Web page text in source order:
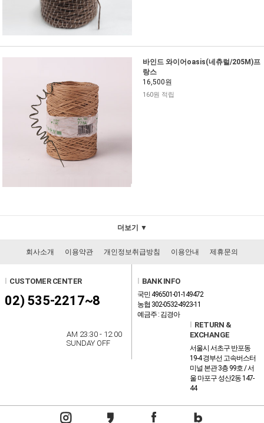
바인드 와이어oasis(네츄럴/205M)프
랑스
16,500원
160원 적립
더보기 ▼
회사소개 이용약관 개인정보취급방침 이용안내 제휴문의
CUSTOMER CENTER
02) 535-2217~8
AM 23:30 - 12:00
SUNDAY OFF
BANK INFO
국민 496501-01-149472
농협 302-0532-4923-11
예금주 : 김경아
RETURN &
EXCHANGE
서울시 서초구 반포동
19-4 경부선 고속버스터
미널 본관 3층 99호 / 서
울 마포구 성산2동 147-
44